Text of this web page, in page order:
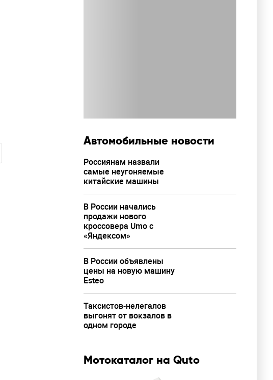
Автомобильные новости
Россиянам назвали
самые неугоняемые
китайские машины
В России начались
продажи нового
кроссовера Umo с
«Яндексом»
В России объявлены
цены на новую машину
Esteo
Таксистов-нелегалов
выгонят от вокзалов в
одном городе
Мотокаталог на Quto